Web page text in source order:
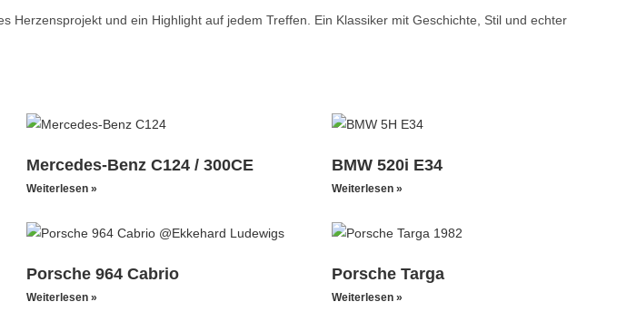
und ein Highlight auf jedem Treffen. Ein Klassiker mit Geschichte, Stil und echter
Mercedes-Benz C124 / 300CE
Weiterlesen »
BMW 520i E34
Weiterlesen »
Porsche 964 Cabrio
Weiterlesen »
Porsche Targa
Weiterlesen »